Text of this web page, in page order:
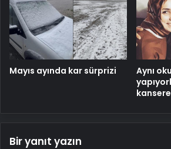
Mayıs ayında kar sürprizi
Aynı
Bir yanıt yazın